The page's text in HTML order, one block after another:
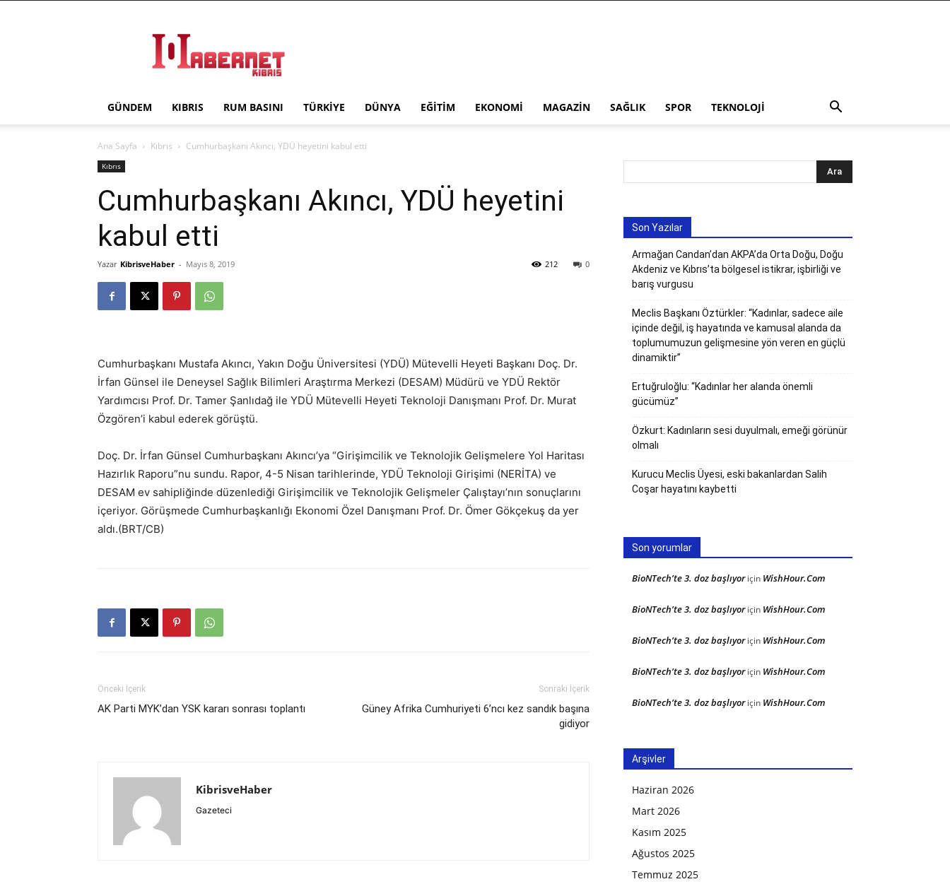
Kıbrıs
GÜNDEM KIBRIS RUM BASINI TÜRKIYE DÜNYA EĞITIM EKONOMI MAGAZIN SAĞLIK SPOR TEKNOLOJI
Ana Sayfa Kıbrıs Cumhurbaşkanı Akıncı, YDÜ heyetini kabul etti
Kıbrıs
Cumhurbaşkanı Akıncı, YDÜ heyetini
kabul etti
Yazar KibrisveHaber - Mayıs 8, 2019 0
212
Cumhurbaşkanı Mustafa Akıncı, Yakın Doğu Üniversitesi (YDÜ) Mütevelli Heyeti Başkanı Doç. Dr.
İrfan Günsel ile Deneysel Sağlık Bilimleri Araştırma Merkezi (DESAM) Müdürü ve YDÜ Rektör
Yardımcısı Prof. Dr. Tamer Şanlıdağ ile YDÜ Mütevelli Heyeti Teknoloji Danışmanı Prof. Dr. Murat
Özgören’i kabul ederek görüştü.
Doç. Dr. İrfan Günsel Cumhurbaşkanı Akıncı’ya “Girişimcilik ve Teknolojik Gelişmelere Yol Haritası
Hazırlık Raporu”nu sundu. Rapor, 4-5 Nisan tarihlerinde, YDÜ Teknoloji Girişimi (NERİTA) ve
DESAM ev sahipliğinde düzenlediği Girişimcilik ve Teknolojik Gelişmeler Çalıştayı’nın sonuçlarını
içeriyor. Görüşmede Cumhurbaşkanlığı Ekonomi Özel Danışmanı Prof. Dr. Ömer Gökçekuş da yer
aldı.(BRT/CB)
Önceki İçerik
AK Parti MYK’dan YSK kararı sonrası toplantı
Sonraki İçerik
Güney Afrika Cumhuriyeti 6’ncı kez sandık başına
gidiyor
KibrisveHaber
Gazeteci
Son Yazılar
Armağan Candan’dan AKPA’da Orta Doğu, Doğu
Akdeniz ve Kıbrıs’ta bölgesel istikrar, işbirliği ve
barış vurgusu
Meclis Başkanı Öztürkler: “Kadınlar, sadece aile
içinde değil, iş hayatında ve kamusal alanda da
toplumumuzun gelişmesine yön veren en güçlü
dinamiktir”
Ertuğruloğlu: “Kadınlar her alanda önemli
gücümüz”
Özkurt: Kadınların sesi duyulmalı, emeği görünür
olmalı
Kurucu Meclis Üyesi, eski bakanlardan Salih
Coşar hayatını kaybetti
Son yorumlar
BioNTech’te 3. doz başlıyoriçin WishHour.Com
BioNTech’te 3. doz başlıyoriçin WishHour.Com
BioNTech’te 3. doz başlıyoriçin WishHour.Com
BioNTech’te 3. doz başlıyoriçin WishHour.Com
BioNTech’te 3. doz başlıyoriçin WishHour.Com
Arşivler
Haziran 2026
Mart 2026
Kasım 2025
Ağustos 2025
Temmuz 2025